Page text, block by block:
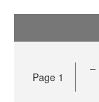
Page 1